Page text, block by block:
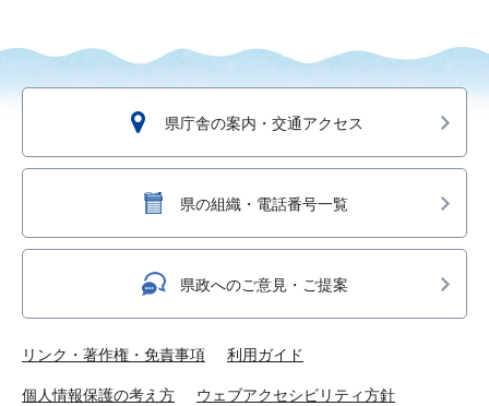
県庁舎の案内・交通アクセス
県の組織・電話番号一覧
県政へのご意見・ご提案
リンク・著作権・免責事項 利用ガイド
個人情報保護の考え方 ウェブアクセシビリティ方針